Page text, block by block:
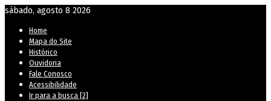
sábado, agosto 8 2026
Home
Mapa do Site
Histórico
Ouvidoria
Fale Conosco
Acessibilidade
Ir para a busca [2]